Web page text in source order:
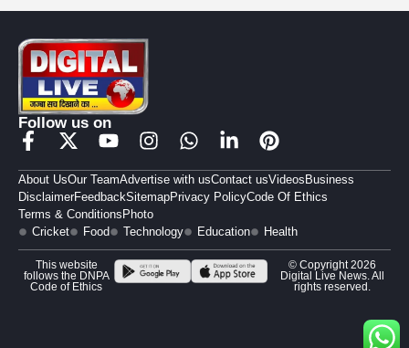
Follow us on
About UsOur TeamAdvertise with usContact usVideos Business
DisclaimerFeedbackSitemapPrivacy PolicyCode Of Ethics
Terms & Conditions Photo
Cricket
Food Technology Education Health
This website
follows the DNPA
Code of Ethics
© Copyright 2026
Digital Live News. All
rights reserved.